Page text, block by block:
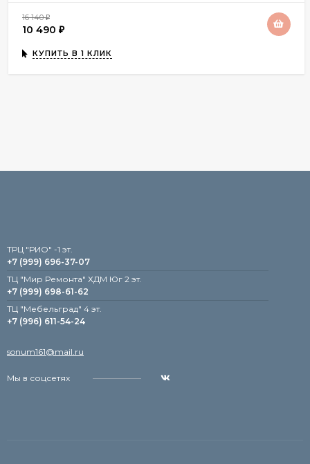
16 140₽
10 490 ₽
КУПИТЬ В 1 КЛИК
TРЦ "РИО" -1 эт.
+7 (999) 696-37-07
ТЦ "Мир Ремонта" ХДМ Юг 2 эт.
+7 (999) 698-61-62
TЦ "Мебельград" 4 эт.
+7 (996) 611-54-24
sonum161@mail.ru
Мы в соцсетях